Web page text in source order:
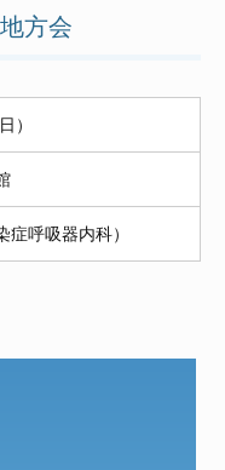
方会
）
呼吸器内科）